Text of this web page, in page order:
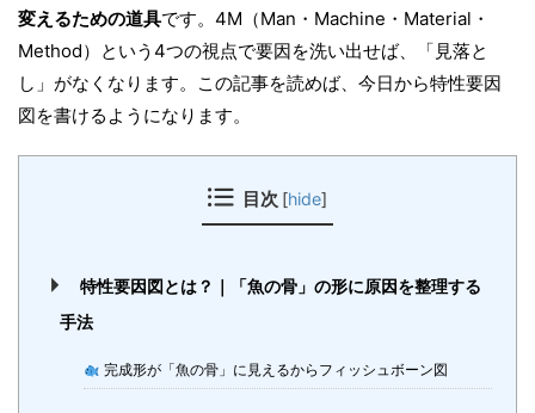
変えるための道具です。4M（Man・Machine・Material・
Method）という4つの視点で要因を洗い出せば、「見落と
し」がなくなります。この記事を読めば、今日から特性要因
図を書けるようになります。
目次 [hide]
特性要因図とは？｜「魚の骨」の形に原因を整理する
手法
完成形が「魚の骨」に見えるからフィッシュボーン図